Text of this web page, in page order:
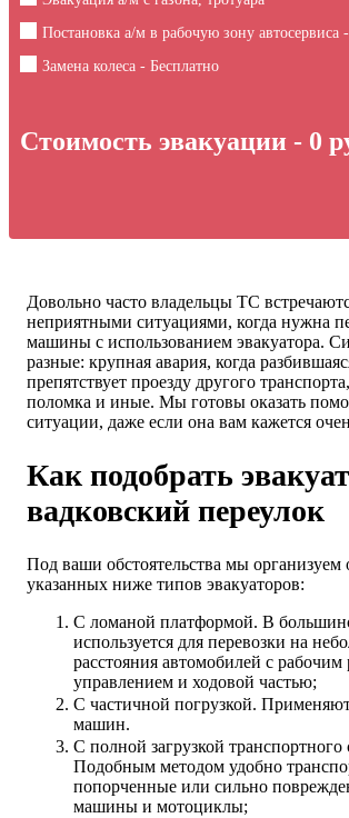
Постановка а/м в рабочую зону автосервиса
Замена колеса - Бесплатно
Стоимость эвакуации - 0
Довольно часто владельцы ТС
неприятными ситуациями, когда нужна
машины с использованием эвакуатора.
разные: крупная авария, когда
препятствует проезду другого
поломка и иные. Мы готовы оказать
ситуации, даже если она вам кажется
Как подобрать
вадковский переулок
Под ваши обстоятельства мы организуем
указанных ниже типов эвакуаторов:
С ломаной платформой. В
используется для перевозки на
расстояния автомобилей с
управлением и ходовой частью;
С частичной погрузкой.
машин.
С полной загрузкой транспортного
Подобным методом удобно
попорченные или сильно
машины и мотоциклы;